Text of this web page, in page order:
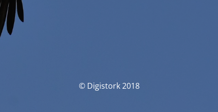
© Digistork 2018